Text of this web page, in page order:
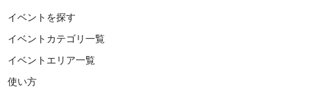
イベントを探す
イベントカテゴリ一覧
イベントエリア一覧
使い方